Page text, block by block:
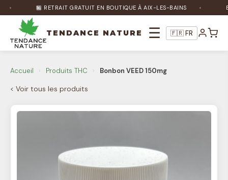
🏪 RETRAIT GRATUIT EN BOUTIQUE À AIX-LES-BAINS
TENDANCE NATURE ☰ 🇫🇷 FR
Accueil › Produits THC › Bonbon VEED 150mg
< Voir tous les produits
🌿 Nature Bot